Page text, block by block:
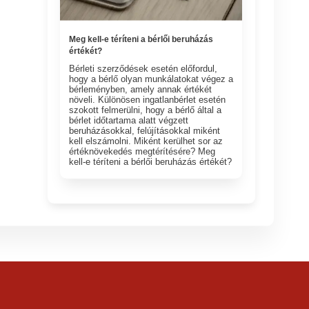
Meg kell-e téríteni a bérlői beruházás
értékét?
Bérleti szerződések esetén előfordul,
hogy a bérlő olyan munkálatokat végez a
bérleményben, amely annak értékét
növeli. Különösen ingatlanbérlet esetén
szokott felmerülni, hogy a bérlő által a
bérlet időtartama alatt végzett
beruházásokkal, felújításokkal miként
kell elszámolni. Miként kerülhet sor az
értéknövekedés megtérítésére? Meg
kell-e téríteni a bérlői beruházás értékét?